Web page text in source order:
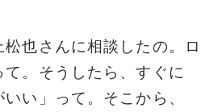
松也さんに相談したの。ロ
。そうしたら、すぐに
いい」って。そこから、